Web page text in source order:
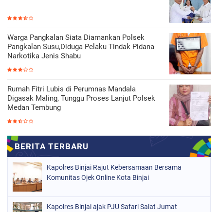
Warga Pangkalan Siata Diamankan Polsek
Pangkalan Susu,Diduga Pelaku Tindak Pidana
Narkotika Jenis Shabu
Rumah Fitri Lubis di Perumnas Mandala
Digasak Maling, Tunggu Proses Lanjut Polsek
Medan Tembung
Kapolres Binjai Rajut Kebersamaan Bersama
Komunitas Ojek Online Kota Binjai
Kapolres Binjai ajak PJU Safari Salat Jumat